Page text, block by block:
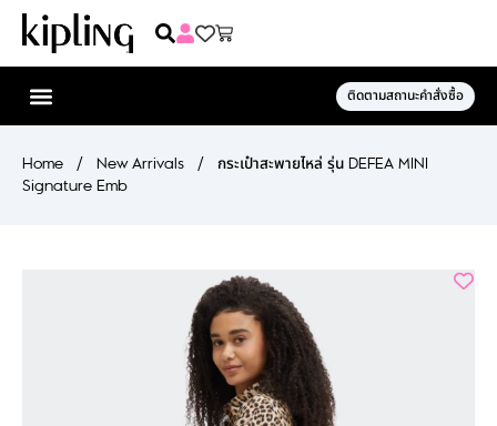
ติดตามสถานะคำสั่งซื้อ
Home / New Arrivals / กระเป๋าสะพายไหล่ รุ่น DEFEA MINI
Signature Emb